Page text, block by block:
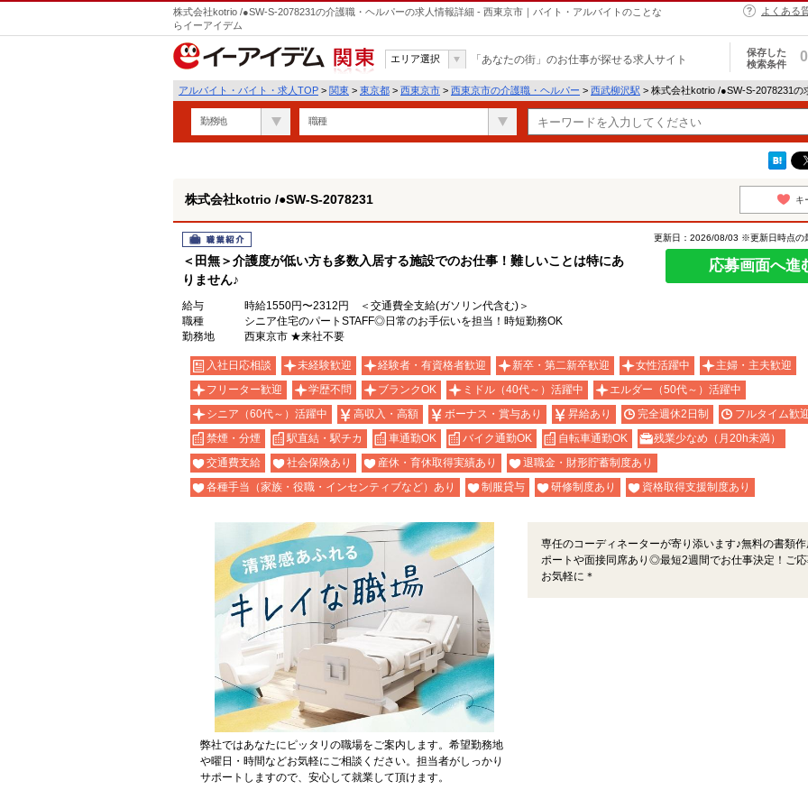
株式会社kotrio /●SW-S-2078231の介護職・ヘルパーの求人情報詳細 - 西東京市｜バイト・アルバイトのことな
らイーアイデム
よくある
関東
エリア選択 「あなたの街」のお仕事が探せる求人サイト
保存した
検索条件
0
アルバイト・バイト・求人TOP > 関東 > 東京都 > 西東京市 > 西東京市の介護職・ヘルパー > 西武柳沢駅 > 株式会社kotrio /●SW-S-2078231の
勤務地 職種
株式会社kotrio /●SW-S-2078231 キ
職業紹介
＜田無＞介護度が低い方も多数入居する施設でのお仕事！難しいことは特にあ
りません♪
更新日：2026/08/03 ※更新日時点の
応募画面へ進
給与
時給1550円〜2312円 ＜交通費全支給(ガソリン代含む)＞
職種
シニア住宅のパートSTAFF◎日常のお手伝いを担当！時短勤務OK
勤務地
西東京市 ★来社不要
入社日応相談 未経験歓迎 経験者・有資格者歓迎 新卒・第二新卒歓迎 女性活躍中
主婦・主夫歓迎
フリーター歓迎
学歴不問 ブランクOK ミドル（40代～）活躍中
エルダー（50代～）活躍中
シニア（60代～）活躍中
高収入・高額 ボーナス・賞与あり 昇給あり 完全週休2日制
フルタイム歓
禁煙・分煙
駅直結・駅チカ 車通勤OK バイク通勤OK 自転車通勤OK
残業少なめ（月20h未満）
交通費支給
社会保険あり 産休・育休取得実績あり
退職金・財形貯蓄制度あり
各種手当（家族・役職・インセンティブなど）あり
制服貸与 研修制度あり 資格取得支援制度あり
弊社ではあなたにピッタリの職場をご案内します。希望勤務地
や曜日・時間などお気軽にご相談ください。担当者がしっかり
サポートしますので、安心して就業して頂けます。
専任のコーディネーターが寄り添います♪無料の書類作
ポートや面接同席あり◎最短2週間でお仕事決定！ご
お気軽に＊